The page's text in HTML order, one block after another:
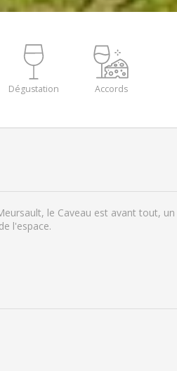
Dégustation Accords
le Caveau est avant tout, un
l'espace.